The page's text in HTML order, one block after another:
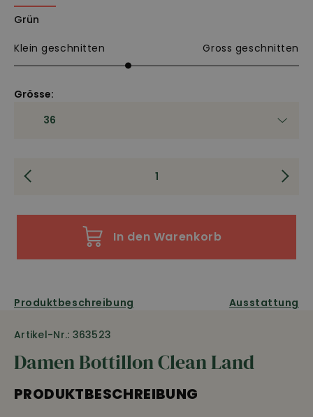
Grün
Klein geschnitten Gross geschnitten
Grösse:
In den Warenkorb
Produktbeschreibung Ausstattung
Artikel-Nr.: 363523
Damen Bottillon Clean Land
PRODUKTBESCHREIBUNG